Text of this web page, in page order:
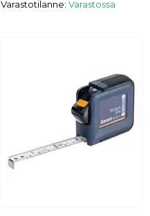
Varastotilanne: Varastossa